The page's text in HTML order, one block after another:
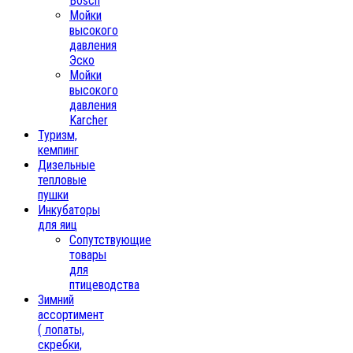
Мойки
высокого
давления
Эско
Мойки
высокого
давления
Karcher
Туризм,
кемпинг
Дизельные
тепловые
пушки
Инкубаторы
для яиц
Сопутствующие
товары
для
птицеводства
Зимний
ассортимент
( лопаты,
скребки,